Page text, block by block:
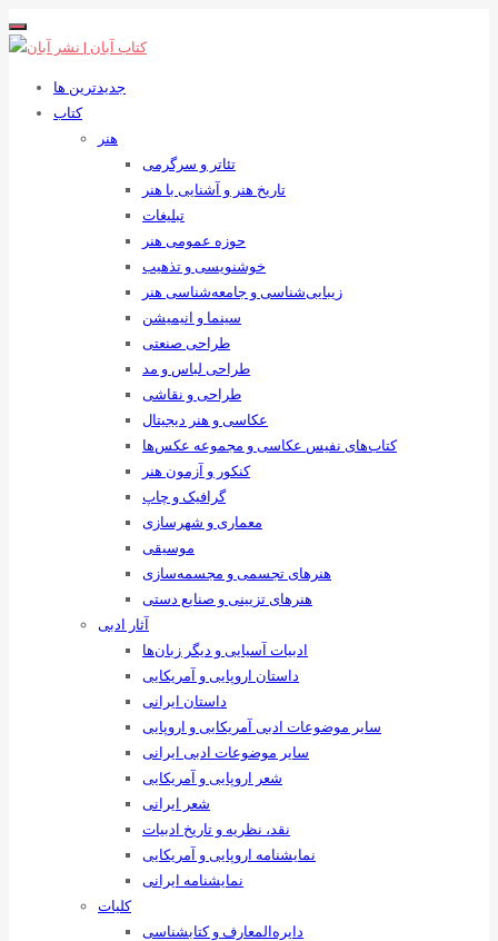
جدیدترین ها
کتاب
هنر
تئاتر و سرگرمی
تاریخ هنر و آشنایی با هنر
تبلیغات
حوزه عمومی هنر
خوشنویسی و تذهیب
زیبایی‌شناسی و جامعه‌شناسی هنر
سینما و انیمیشن
طراحی صنعتی
طراحی لباس و مد
طراحی و نقاشی
عکاسی و هنر دیجیتال
کتاب‌های نفیس عکاسی و مجموعه عکس‌ها
کنکور و آزمون هنر
گرافیک و چاپ
معماری و شهرسازی
موسیقی
هنرهای ‌تجسمی و مجسمه‌سازی
هنرهای تزیینی و صنایع ‌دستی
آثار ادبی
ادبیات آسیایی و دیگر زبان‌ها
داستان اروپایی و آمریکایی
داستان ایرانی
سایر موضوعات ادبی آمریکایی و اروپایی
سایر موضوعات ادبی ایرانی
شعر اروپایی و آمریکایی
شعر ایرانی
نقد، نظریه و تاریخ ادبیات
نمایشنامه اروپایی و آمریکایی
نمایشنامه ایرانی
کلیات
دایره‌المعارف و کتابشناسی